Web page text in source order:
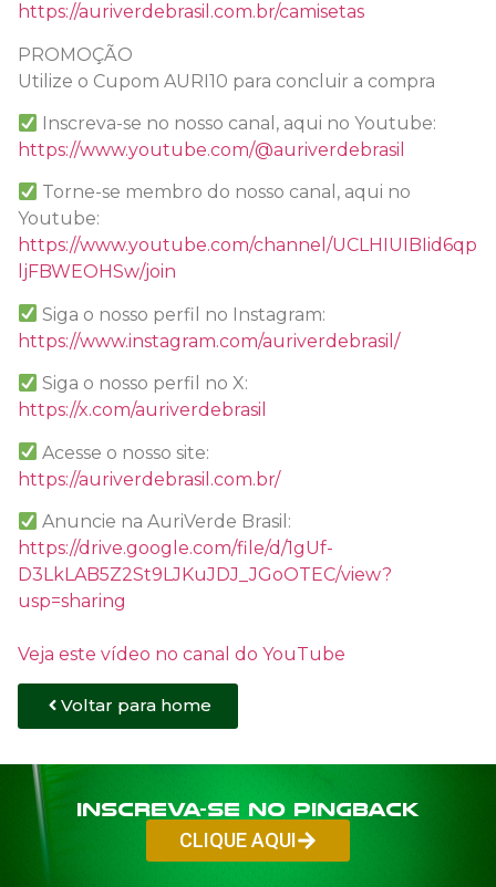
https://auriverdebrasil.com.br/camisetas
PROMOÇÃO
Utilize o Cupom AURI10 para concluir a compra
Inscreva-se no nosso canal, aqui no Youtube:
https://www.youtube.com/@auriverdebrasil
Torne-se membro do nosso canal, aqui no
Youtube:
https://www.youtube.com/channel/UCLHIUIBIid6qp
ljFBWEOHSw/join
Siga o nosso perfil no Instagram:
https://www.instagram.com/auriverdebrasil/
Siga o nosso perfil no X:
https://x.com/auriverdebrasil
Acesse o nosso site:
https://auriverdebrasil.com.br/
Anuncie na AuriVerde Brasil:
https://drive.google.com/file/d/1gUf-
D3LkLAB5Z2St9LJKuJDJ_JGoOTEC/view?
usp=sharing
Veja este vídeo no canal do YouTube
Voltar para home
Inscreva-se no PINGBACK
CLIQUE AQUI